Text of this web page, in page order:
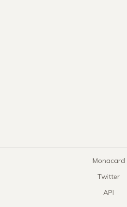
Monacard
Twitter
API